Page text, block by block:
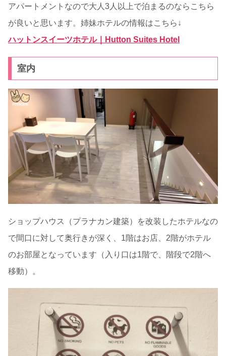
アパートメントなので大人3人以上で泊まるのならこちら
が良いと思います。姉妹ホテルの情報はこちら↓
ハットンスイーツホテル｜Hutton Suites Hotel
室内
ショップハウス（プラナカン建築）を改装したホテルなの
で間口に対して奥行きが深く、1階はお店、2階がホテル
のお部屋となっています（入り口は1階で、階段で2階へ
移動）。